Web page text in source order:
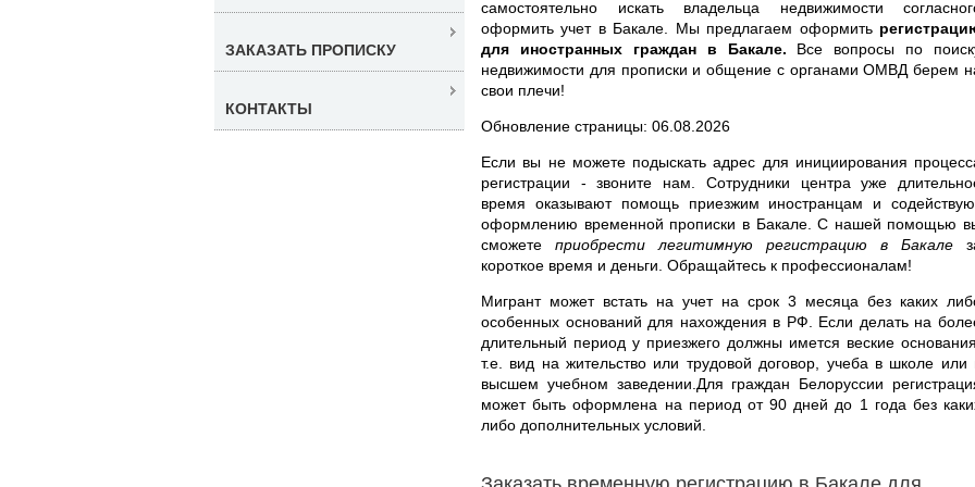
самостоятельно искать владельца недвижимости
оформить учет в Бакале. Мы предлагаем оформить
для иностранных граждан в Бакале. Все вопросы по
недвижимости для прописки и общение с органами ОМВД берем
свои плечи!
Обновление страницы: 06.08.2026
Если вы не можете подыскать адрес для инициирования
регистрации - звоните нам. Сотрудники центра уже
время оказывают помощь приезжим иностранцам и
оформлению временной прописки в Бакале. С нашей помощью
сможете приобрести легитимную регистрацию в Бакале
короткое время и деньги. Обращайтесь к профессионалам!
Мигрант может встать на учет на срок 3 месяца без каких
особенных оснований для нахождения в РФ. Если делать на
длительный период у приезжего должны имется веские
т.е. вид на жительство или трудовой договор, учеба в школе или
высшем учебном заведении.Для граждан Белоруссии
может быть оформлена на период от 90 дней до 1 года без
либо дополнительных условий.
ЗАКАЗАТЬ ПРОПИСКУ
КОНТАКТЫ